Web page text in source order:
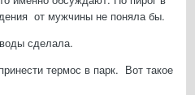
от мужчины не поняла бы.
сделала.
термос в парк. Вот такое